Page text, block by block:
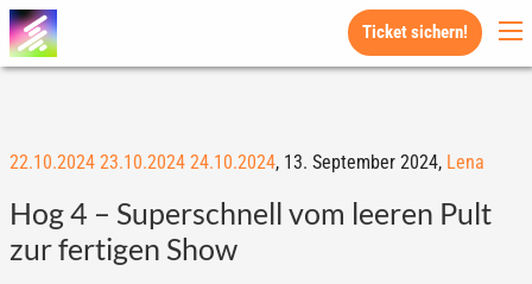
Ticket sichern!
22.10.2024 23.10.2024 24.10.2024, 13. September 2024, Lena
Hog 4 – Superschnell vom leeren Pult
zur fertigen Show